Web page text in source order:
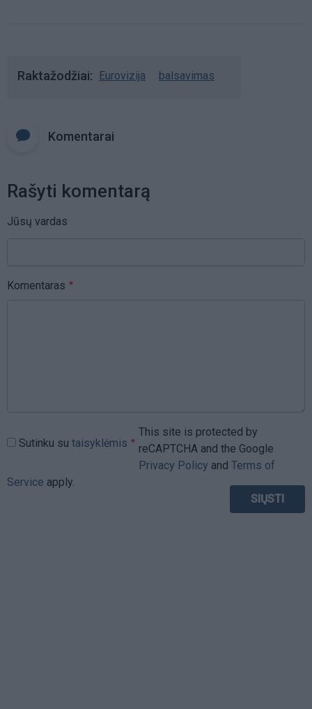
Raktažodžiai Eurovizija balsavimas
Komentarai
Rašyti komentarą
Jūsų vardas
Komentaras
Sutinku su taisyklėmis
This site is protected by
reCAPTCHA and the Google
Privacy Policy and Terms of
Service apply.